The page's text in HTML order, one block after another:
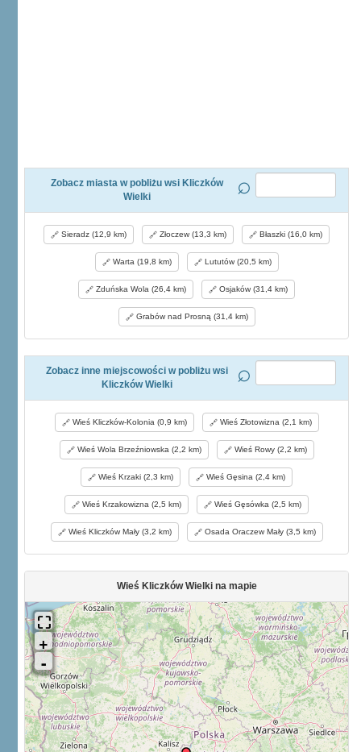
Zobacz miasta w pobliżu wsi Kliczków
Wielki
Sieradz (12,9 km) Złoczew (13,3 km) Błaszki (16,0 km)
Warta (19,8 km) Lututów (20,5 km)
Zduńska Wola (26,4 km) Osjaków (31,4 km)
Grabów nad Prosną (31,4 km)
Zobacz inne miejscowości w pobliżu wsi
Kliczków Wielki
Wieś Kliczków-Kolonia (0,9 km) Wieś Złotowizna (2,1 km)
Wieś Wola Brzeźniowska (2,2 km) Wieś Rowy (2,2 km)
Wieś Krzaki (2,3 km) Wieś Gęsina (2,4 km)
Wieś Krzakowizna (2,5 km) Wieś Gęsówka (2,5 km)
Wieś Kliczków Mały (3,2 km) Osada Oraczew Mały (3,5 km)
Wieś Kliczków Wielki na mapie